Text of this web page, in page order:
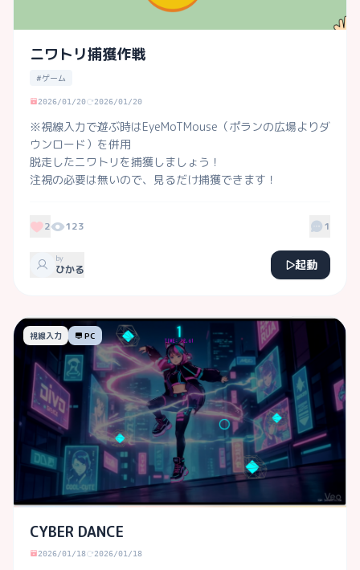
ニワトリ捕獲作戦
#ゲーム
2026/01/20 2026/01/20
※視線入力で遊ぶ時はEyeMoTMouse（ポランの広場よりダ
ウンロード）を併用
脱走したニワトリを捕獲しましょう！
注視の必要は無いので、見るだけ捕獲できます！
2 123 1
by
ひかる 起動
視線入力 PC
CYBER DANCE
2026/01/18 2026/01/18